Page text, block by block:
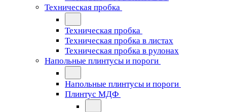
Техническая пробка
Техническая пробка
Техническая пробка в листах
Техническая пробка в рулонах
Напольные плинтусы и пороги
Напольные плинтусы и пороги
Плинтус МДФ